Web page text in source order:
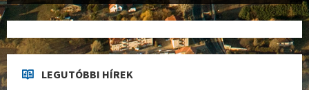
LEGUTÓBBI HÍREK